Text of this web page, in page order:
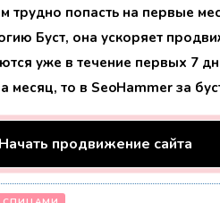
трудно попасть на первые
Буст, она ускоряет
уже в течение первых 7
месяц, то в SeoHammer за
Начать продвижение сайта